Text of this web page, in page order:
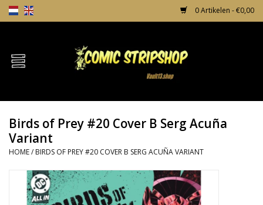
0 Artikelen - €0,00
Home
TPB's
Incentives
Comic Protection
Birds of Prey #20 Cover B Serg Acuña
Variant
HOME/ BIRDS OF PREY #20 COVER B SERG ACUÑA VARIANT